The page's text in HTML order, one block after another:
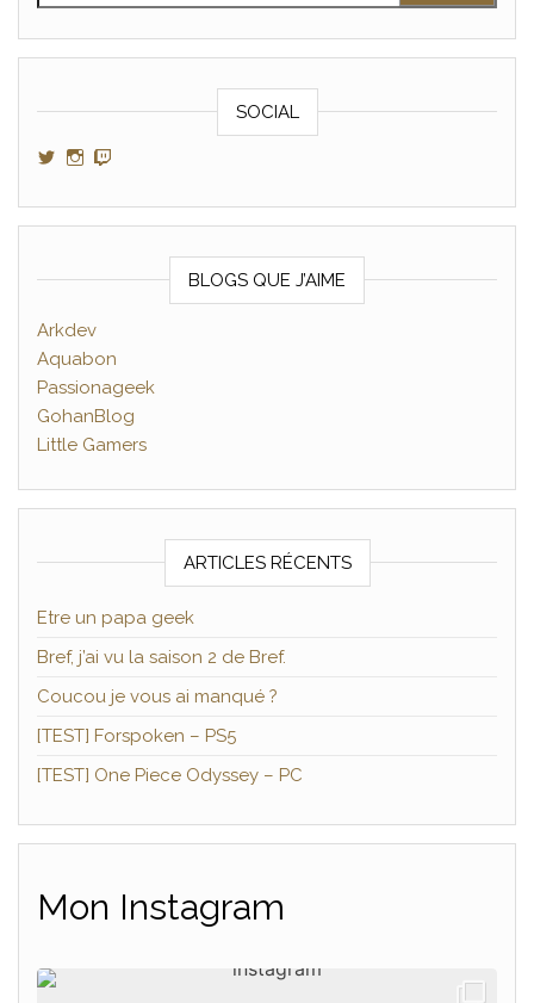
SOCIAL
Voir le profil de GamerAltris sur Twitter
Voir le profil de GamerAltris sur Instagram
BLOGS QUE J’AIME
Arkdev
Aquabon
Passionageek
GohanBlog
Little Gamers
ARTICLES RÉCENTS
Etre un papa geek
Bref, j’ai vu la saison 2 de Bref.
Coucou je vous ai manqué ?
[TEST] Forspoken – PS5
[TEST] One Piece Odyssey – PC
Mon Instagram